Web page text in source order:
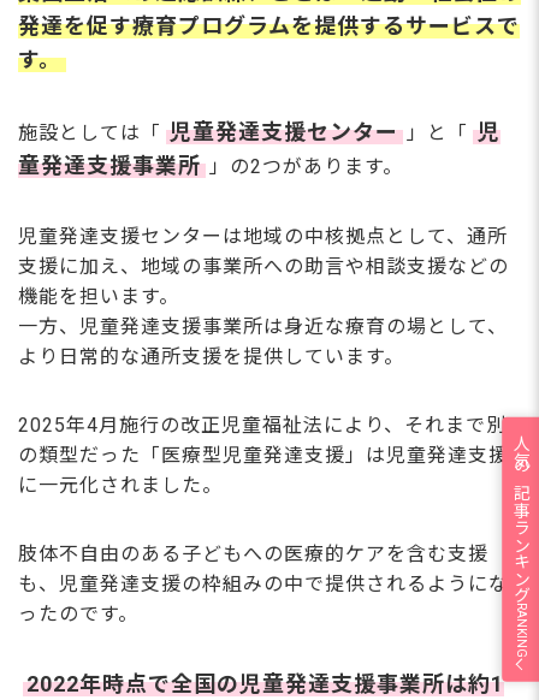
発達を促す療育プログラムを提供するサービスで
す。
施設としては「 児童発達支援センター 」と「 児
童発達支援事業所 」の2つがあります。
児童発達支援センターは地域の中核拠点として、通所
支援に加え、地域の事業所への助言や相談支援などの
機能を担います。
一方、児童発達支援事業所は身近な療育の場として、
より日常的な通所支援を提供しています。
2025年4月施行の改正児童福祉法により、それまで別
の類型だった「医療型児童発達支援」は児童発達支援
に一元化されました。
肢体不自由のある子どもへの医療的ケアを含む支援
も、児童発達支援の枠組みの中で提供されるようにな
ったのです。
2022年時点で全国の児童発達支援事業所は約1
人気の記事ランキング
RANKING